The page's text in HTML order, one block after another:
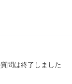
問は終了しました